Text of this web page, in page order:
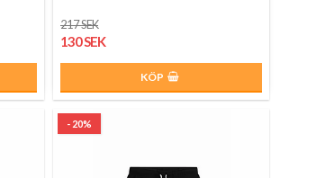
217 SEK
130 SEK
KÖP
- 20%